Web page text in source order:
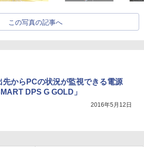
この写真の記事へ
先からPCの状況が監視できる電源
DPS G GOLD」
2016年5月12日